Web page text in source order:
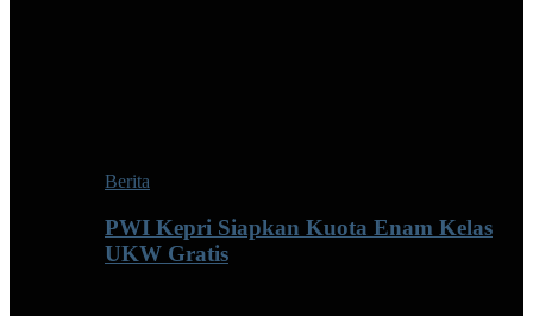
Berita
PWI Kepri Siapkan Kuota Enam Kelas
UKW Gratis